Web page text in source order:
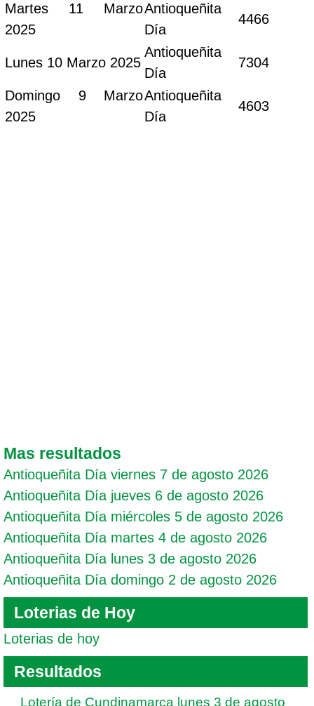
Martes 11 Marzo
2025
Antioqueñita
Día
4466
Lunes 10 Marzo 2025
Antioqueñita
Día
7304
Domingo 9 Marzo
2025
Antioqueñita
Día
4603
Mas resultados
Antioqueñita Día viernes 7 de agosto 2026
Antioqueñita Día jueves 6 de agosto 2026
Antioqueñita Día miércoles 5 de agosto 2026
Antioqueñita Día martes 4 de agosto 2026
Antioqueñita Día lunes 3 de agosto 2026
Antioqueñita Día domingo 2 de agosto 2026
Loterias de Hoy
Loterias de hoy
Resultados
Lotería de Cundinamarca lunes 3 de agosto